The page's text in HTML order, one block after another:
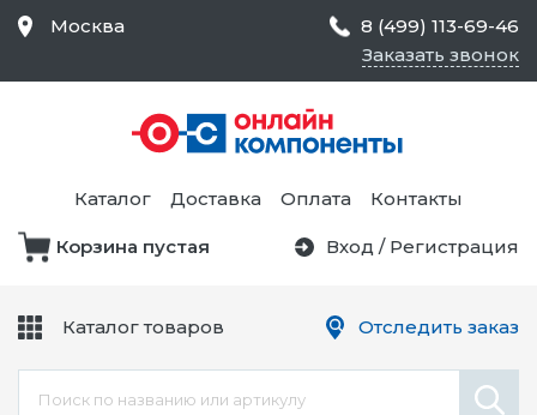
Москва
8 (499) 113-69-46
Заказать звонок
Каталог Доставка Оплата Контакты
Корзина пустая Вход / Регистрация
Каталог товаров
Средства Контроля
Статического
Электричества и
Безопасности,
Товары для Чистых
Цепи
Отследить заказ